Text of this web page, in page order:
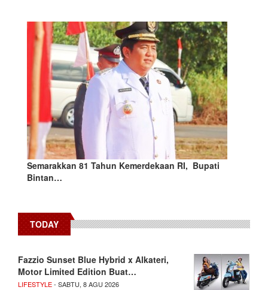
Semarakkan 81 Tahun Kemerdekaan RI, Bupati
Bintan…
TODAY
Fazzio Sunset Blue Hybrid x Alkateri,
Motor Limited Edition Buat…
LIFESTYLE- SABTU, 8 AGU 2026